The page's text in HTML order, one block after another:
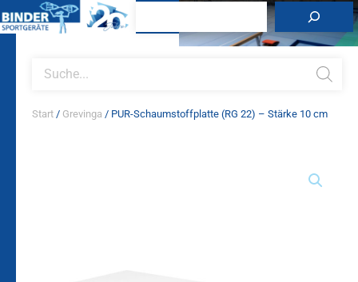
Inhalt
search
Start / Grevinga / PUR-Schaumstoffplatte (RG 22) – Stärke 10 cm